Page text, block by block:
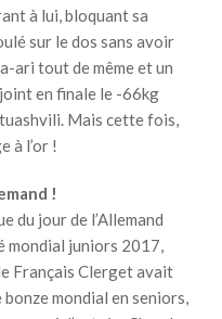
à lui, bloquant sa
sur le dos sans avoir
ari tout de même et un
en finale le -66kg
Mais cette fois,
à l’or !
!
du jour de l’Allemand
mondial juniors 2017,
Français Clerget avait
mondial en seniors,